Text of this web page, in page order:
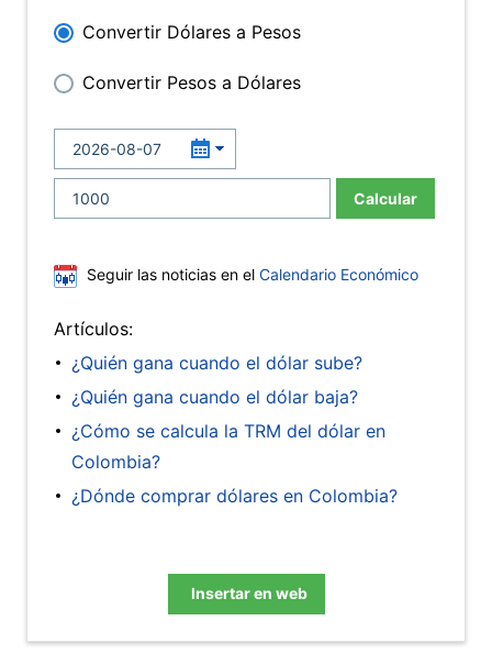
Convertir Dólares a Pesos
Convertir Pesos a Dólares
Calcular
Seguir las noticias en el Calendario Económico
Artículos:
¿Quién gana cuando el dólar sube?
¿Quién gana cuando el dólar baja?
¿Cómo se calcula la TRM del dólar en
Colombia?
¿Dónde comprar dólares en Colombia?
Insertar en web